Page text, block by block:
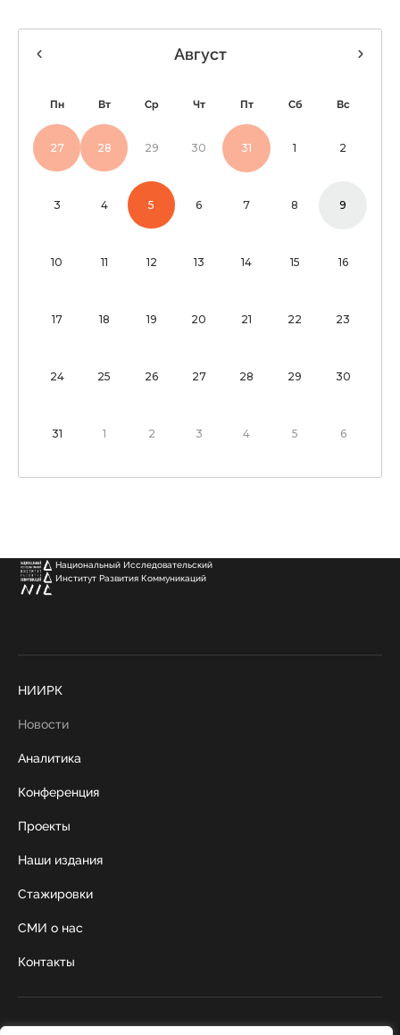
Август
Пн Вт Ср Чт Пт Сб Вс
27 28 29 30 31 1 2
3 4 5 6 7 8 9
10 11 12 13 14 15 16
17 18 19 20 21 22 23
24 25 26 27 28 29 30
31 1 2 3 4 5 6
Национальный Исследовательский
Институт Развития Коммуникаций
НИИРК
Новости
Аналитика
Конференция
Проекты
Наши издания
Стажировки
СМИ о нас
Контакты